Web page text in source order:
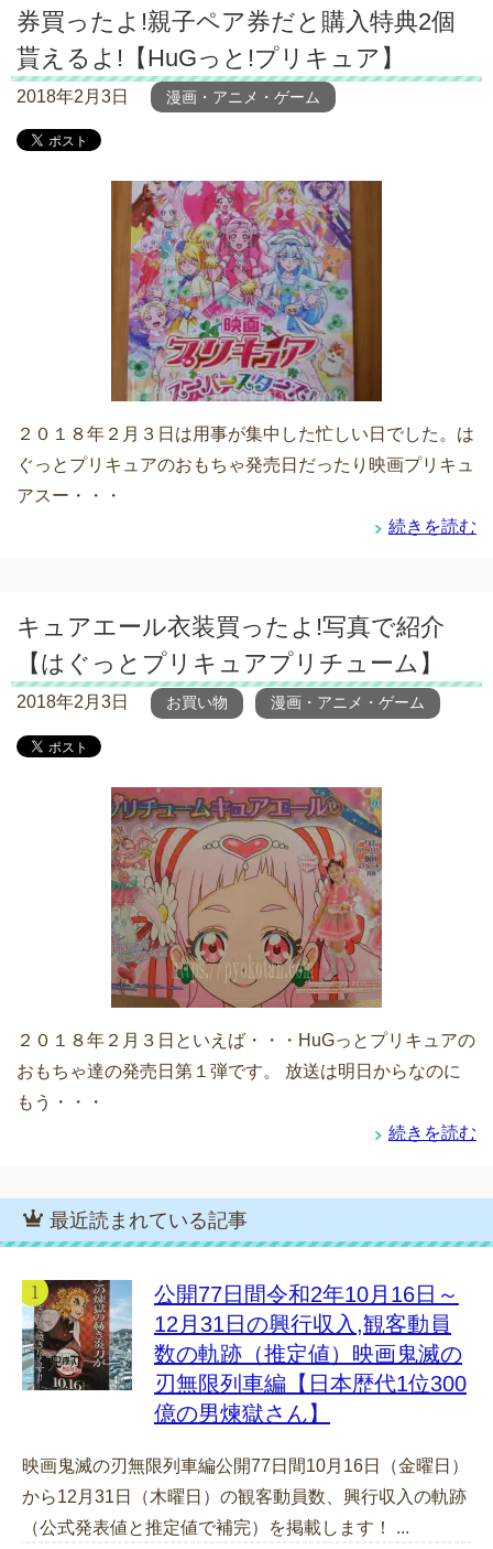
券買ったよ!親子ペア券だと購入特典2個
貰えるよ!【HuGっと!プリキュア】
2018年2月3日 漫画・アニメ・ゲーム
２０１８年２月３日は用事が集中した忙しい日でした。は
ぐっとプリキュアのおもちゃ発売日だったり映画プリキュ
アスー・・・
続きを読む
キュアエール衣装買ったよ!写真で紹介
【はぐっとプリキュアプリチューム】
2018年2月3日 お買い物 漫画・アニメ・ゲーム
２０１８年２月３日といえば・・・HuGっとプリキュアの
おもちゃ達の発売日第１弾です。 放送は明日からなのに
もう・・・
続きを読む
最近読まれている記事
公開77日間令和2年10月16日～
12月31日の興行収入,観客動員
数の軌跡（推定値）映画鬼滅の
刃無限列車編【日本歴代1位300
億の男煉獄さん】
映画鬼滅の刃無限列車編公開77日間10月16日（金曜日）
から12月31日（木曜日）の観客動員数、興行収入の軌跡
（公式発表値と推定値で補完）を掲載します！ ...